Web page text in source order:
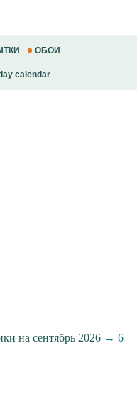
ОБОИ
calendar
на сентябрь 2026→ 6